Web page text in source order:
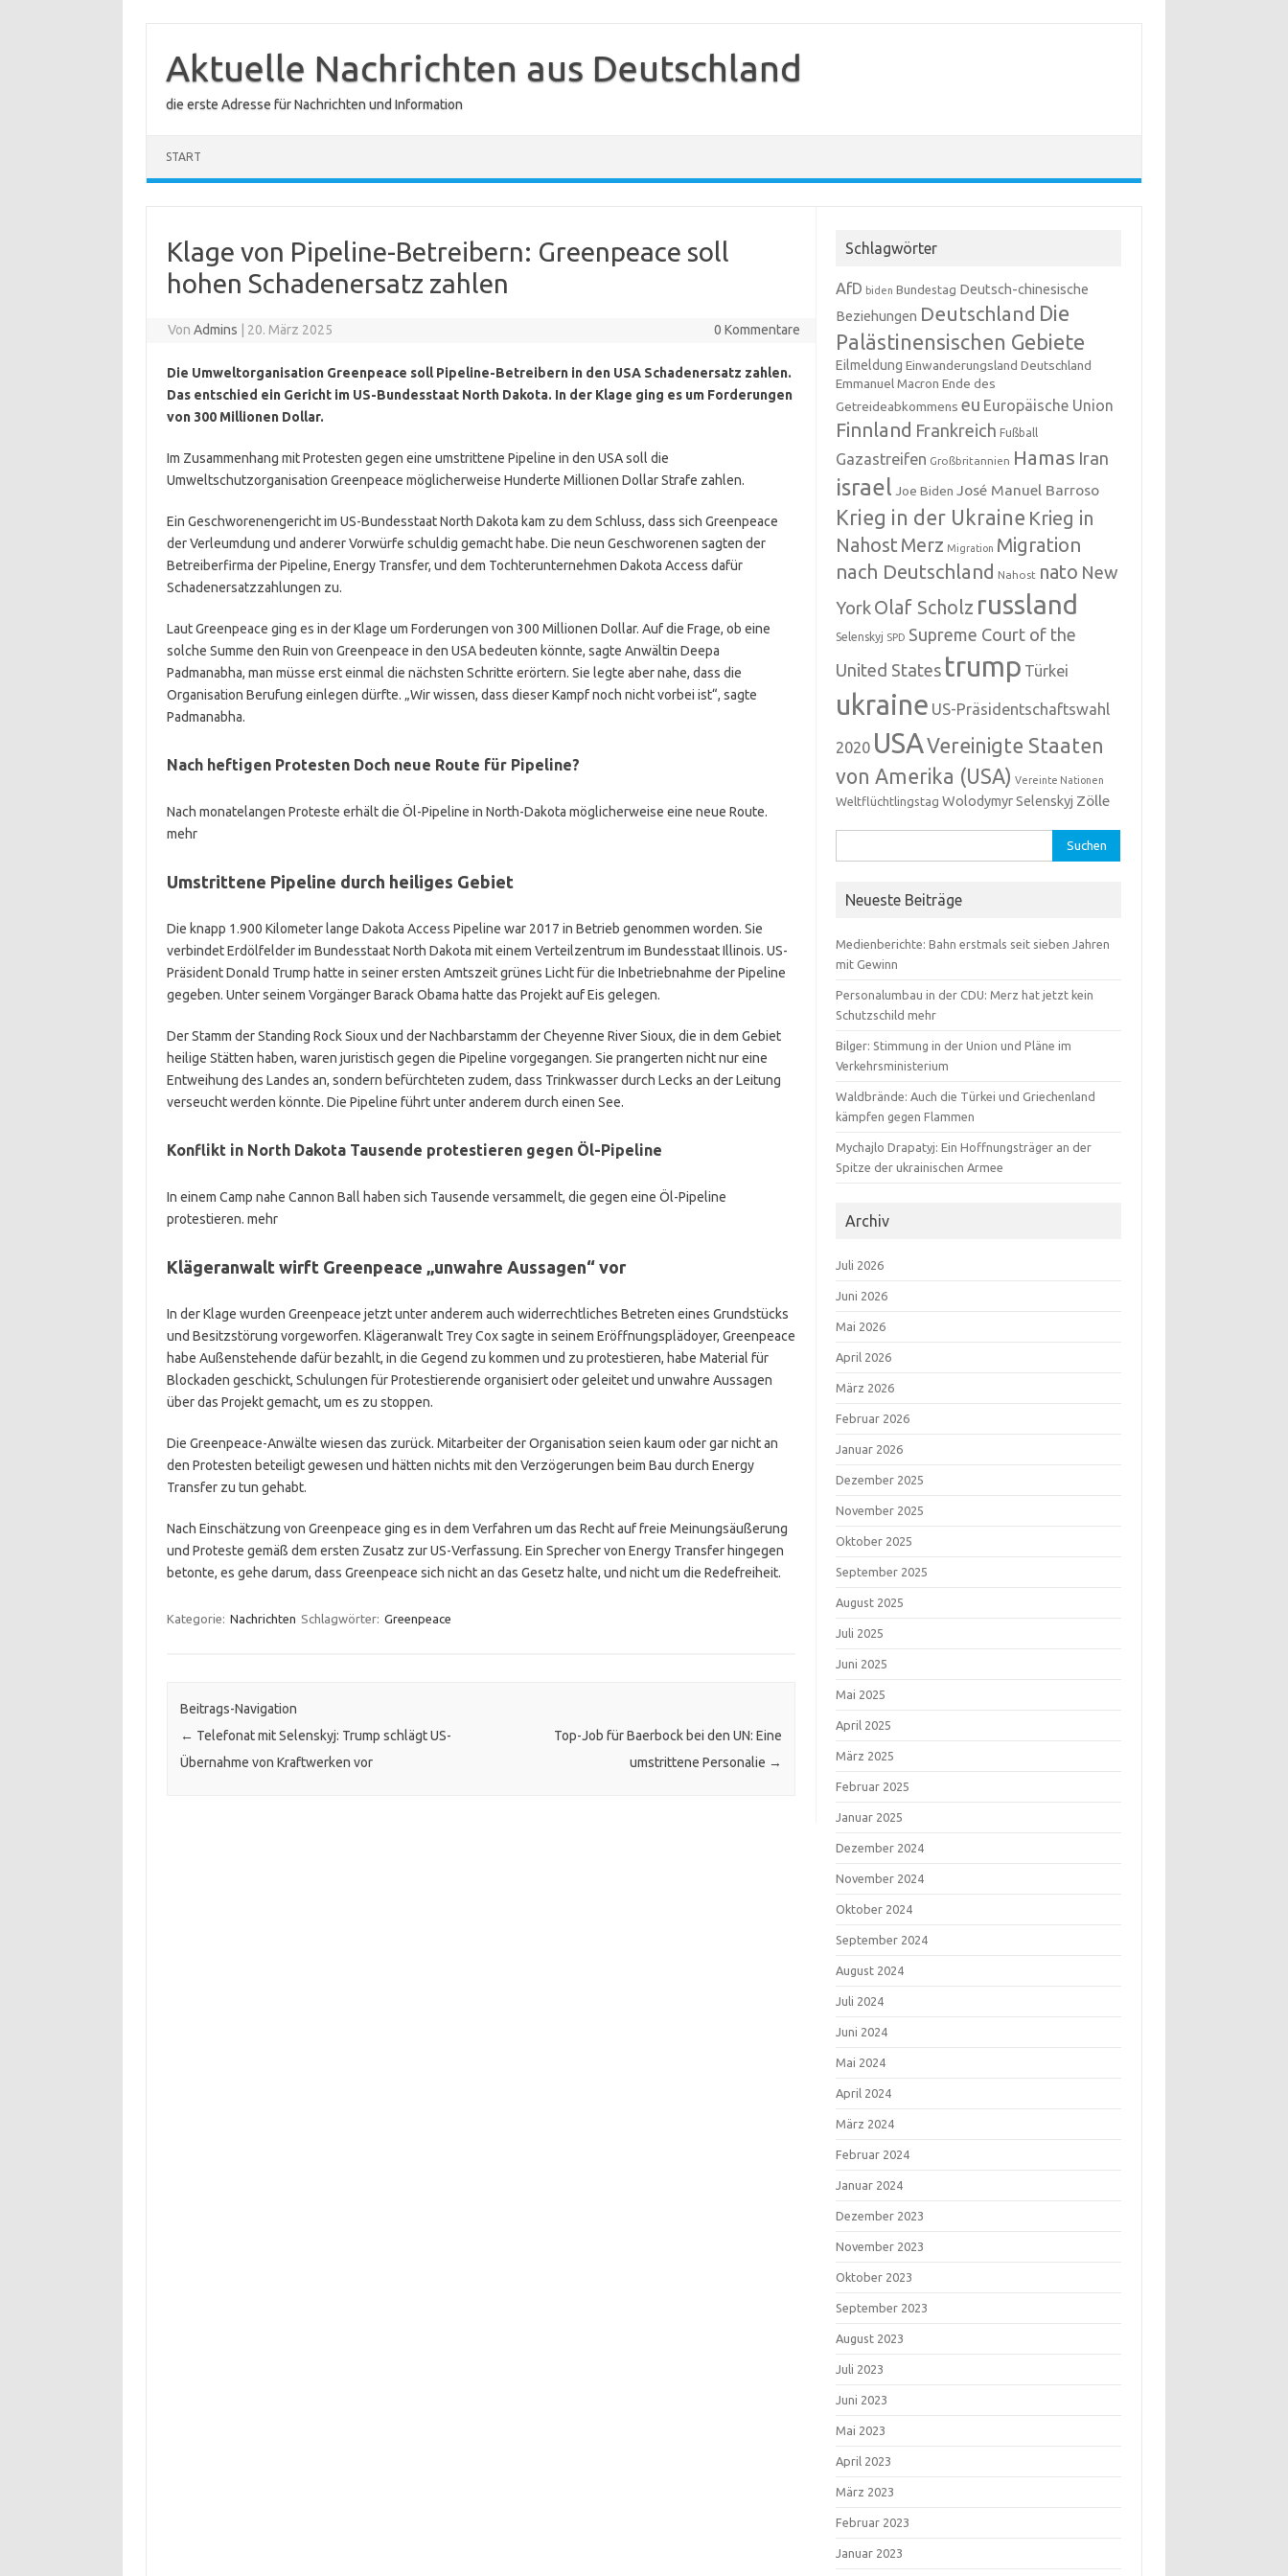
springen
Aktuelle Nachrichten aus Deutschland
die erste Adresse für Nachrichten und Information
START
Klage von Pipeline-Betreibern: Greenpeace soll
hohen Schadenersatz zahlen
VonAdmins 20. März 2025 0 Kommentare
Die Umweltorganisation Greenpeace soll Pipeline-Betreibern in den USA Schadenersatz zahlen.
Das entschied ein Gericht im US-Bundesstaat North Dakota. In der Klage ging es um Forderungen
von 300 Millionen Dollar.
Im Zusammenhang mit Protesten gegen eine umstrittene Pipeline in den USA soll die
Umweltschutzorganisation Greenpeace möglicherweise Hunderte Millionen Dollar Strafe zahlen.
Ein Geschworenengericht im US-Bundesstaat North Dakota kam zu dem Schluss, dass sich Greenpeace
der Verleumdung und anderer Vorwürfe schuldig gemacht habe. Die neun Geschworenen sagten der
Betreiberfirma der Pipeline, Energy Transfer, und dem Tochterunternehmen Dakota Access dafür
Schadenersatzzahlungen zu.
Laut Greenpeace ging es in der Klage um Forderungen von 300 Millionen Dollar. Auf die Frage, ob eine
solche Summe den Ruin von Greenpeace in den USA bedeuten könnte, sagte Anwältin Deepa
Padmanabha, man müsse erst einmal die nächsten Schritte erörtern. Sie legte aber nahe, dass die
Organisation Berufung einlegen dürfte. „Wir wissen, dass dieser Kampf noch nicht vorbei ist“, sagte
Padmanabha.
Nach heftigen Protesten Doch neue Route für Pipeline?
Nach monatelangen Proteste erhält die Öl-Pipeline in North-Dakota möglicherweise eine neue Route.
mehr
Umstrittene Pipeline durch heiliges Gebiet
Die knapp 1.900 Kilometer lange Dakota Access Pipeline war 2017 in Betrieb genommen worden. Sie
verbindet Erdölfelder im Bundesstaat North Dakota mit einem Verteilzentrum im Bundesstaat Illinois. US-
Präsident Donald Trump hatte in seiner ersten Amtszeit grünes Licht für die Inbetriebnahme der Pipeline
gegeben. Unter seinem Vorgänger Barack Obama hatte das Projekt auf Eis gelegen.
Der Stamm der Standing Rock Sioux und der Nachbarstamm der Cheyenne River Sioux, die in dem Gebiet
heilige Stätten haben, waren juristisch gegen die Pipeline vorgegangen. Sie prangerten nicht nur eine
Entweihung des Landes an, sondern befürchteten zudem, dass Trinkwasser durch Lecks an der Leitung
verseucht werden könnte. Die Pipeline führt unter anderem durch einen See.
Konflikt in North Dakota Tausende protestieren gegen Öl-Pipeline
In einem Camp nahe Cannon Ball haben sich Tausende versammelt, die gegen eine Öl-Pipeline
protestieren. mehr
Klägeranwalt wirft Greenpeace „unwahre Aussagen“ vor
In der Klage wurden Greenpeace jetzt unter anderem auch widerrechtliches Betreten eines Grundstücks
und Besitzstörung vorgeworfen. Klägeranwalt Trey Cox sagte in seinem Eröffnungsplädoyer, Greenpeace
habe Außenstehende dafür bezahlt, in die Gegend zu kommen und zu protestieren, habe Material für
Blockaden geschickt, Schulungen für Protestierende organisiert oder geleitet und unwahre Aussagen
über das Projekt gemacht, um es zu stoppen.
Die Greenpeace-Anwälte wiesen das zurück. Mitarbeiter der Organisation seien kaum oder gar nicht an
den Protesten beteiligt gewesen und hätten nichts mit den Verzögerungen beim Bau durch Energy
Transfer zu tun gehabt.
Nach Einschätzung von Greenpeace ging es in dem Verfahren um das Recht auf freie Meinungsäußerung
und Proteste gemäß dem ersten Zusatz zur US-Verfassung. Ein Sprecher von Energy Transfer hingegen
betonte, es gehe darum, dass Greenpeace sich nicht an das Gesetz halte, und nicht um die Redefreiheit.
Kategorie: Nachrichten Schlagwörter: Greenpeace
Beitrags-Navigation
← Telefonat mit Selenskyj: Trump schlägt US-
Übernahme von Kraftwerken vor
Top-Job für Baerbock bei den UN: Eine
umstrittene Personalie →
Schlagwörter
AfD biden Bundestag Deutsch-chinesische
Beziehungen Deutschland Die
Palästinensischen Gebiete
Eilmeldung Einwanderungsland Deutschland
Emmanuel Macron Ende des
Getreideabkommens eu Europäische Union
Finnland Frankreich Fußball
Gazastreifen Großbritannien Hamas Iran
israel Joe Biden José Manuel Barroso
Krieg in der Ukraine Krieg in
NahostMerz Migration Migration
nach Deutschland Nahost nato New
YorkOlaf Scholz russland
Selenskyj SPD Supreme Court of the
United States trump Türkei
ukraine US-Präsidentschaftswahl
2020 USAVereinigte Staaten
von Amerika (USA) Vereinte Nationen
Weltflüchtlingstag Wolodymyr Selenskyj Zölle
nach:
Neueste Beiträge
Medienberichte: Bahn erstmals seit sieben Jahren
mit Gewinn
Personalumbau in der CDU: Merz hat jetzt kein
Schutzschild mehr
Bilger: Stimmung in der Union und Pläne im
Verkehrsministerium
Waldbrände: Auch die Türkei und Griechenland
kämpfen gegen Flammen
Mychajlo Drapatyj: Ein Hoffnungsträger an der
Spitze der ukrainischen Armee
Archiv
Juli 2026
Juni 2026
Mai 2026
April 2026
März 2026
Februar 2026
Januar 2026
Dezember 2025
November 2025
Oktober 2025
September 2025
August 2025
Juli 2025
Juni 2025
Mai 2025
April 2025
März 2025
Februar 2025
Januar 2025
Dezember 2024
November 2024
Oktober 2024
September 2024
August 2024
Juli 2024
Juni 2024
Mai 2024
April 2024
März 2024
Februar 2024
Januar 2024
Dezember 2023
November 2023
Oktober 2023
September 2023
August 2023
Juli 2023
Juni 2023
Mai 2023
April 2023
März 2023
Februar 2023
Januar 2023